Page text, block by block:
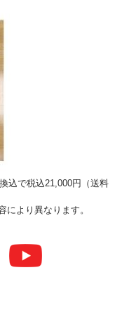
込で税込21,000円（送料
より異なります。